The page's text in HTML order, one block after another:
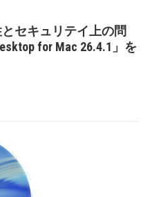
セキュリテイ上の問
for Mac 26.4.1」を